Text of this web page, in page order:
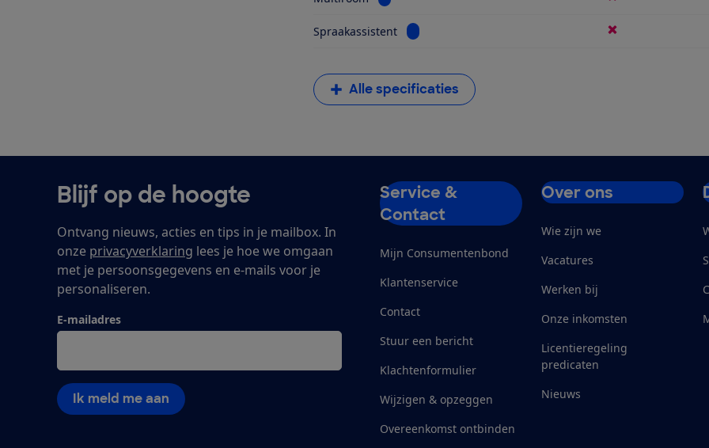
Spraakassistent Bekijk informatie voor Spraakassistent
Alle specificaties
Blijf op de hoogte
Ontvang nieuws, acties en tips in je mailbox. In
onze privacyverklaring lees je hoe we omgaan
met je persoonsgegevens en e-mails voor je
personaliseren.
E-mailadres
Ik meld me aan
Service &
Contact
Mijn Consumentenbond
Klantenservice
Contact
Stuur een bericht
Klachtenformulier
Wijzigen & opzeggen
Overeenkomst ontbinden
Over ons
Wie zijn we
Vacatures
Werken bij
Onze inkomsten
Licentieregeling
predicaten
Nieuws